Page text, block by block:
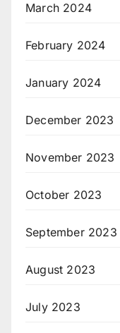
March 2024
February 2024
January 2024
December 2023
November 2023
October 2023
September 2023
August 2023
July 2023